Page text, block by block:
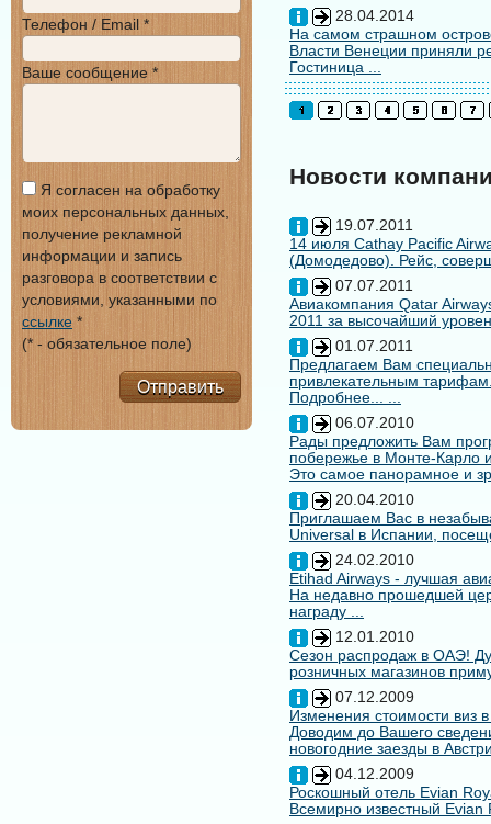
28.04.2014
На самом страшном
Власти Венеции приняли
Гостиница ...
Новости
19.07.2011
14 июля Cathay Pacific
(Домодедово). Рейс,
07.07.2011
Авиакомпания Qatar
2011 за высочайший
01.07.2011
Предлагаем Вам
привлекательным
Подробнее... ...
06.07.2010
Рады предложить Вам
побережье в Монте-Карло
Это самое панорамное и
20.04.2010
Приглашаем Вас в
Universal в Испании,
24.02.2010
Etihad Airways - лучшая
На недавно прошедшей
награду ...
12.01.2010
Сезон распродаж в ОАЭ!
розничных магазинов
07.12.2009
Изменения стоимости виз
Доводим до Вашего
новогодние заезды в
04.12.2009
Роскошный отель Evian
Всемирно известный
Телефон / Email *
Ваше сообщение *
Я согласен на обработку
моих персональных данных,
получение рекламной
информации и запись
разговора в соответствии с
условиями, указанными по
ссылке *
(* - обязательное поле)
Отправить